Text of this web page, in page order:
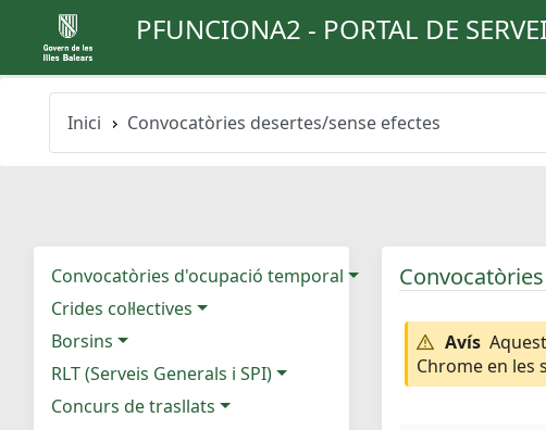
PFUNCIONA2 - PORTAL DE
Inici Convocatòries desertes/sense efectes
Convocatòries d'ocupació temporal
Crides col·lectives
Borsins
RLT (Serveis Generals i SPI)
Concurs de trasllats
Avís
Chrome en les